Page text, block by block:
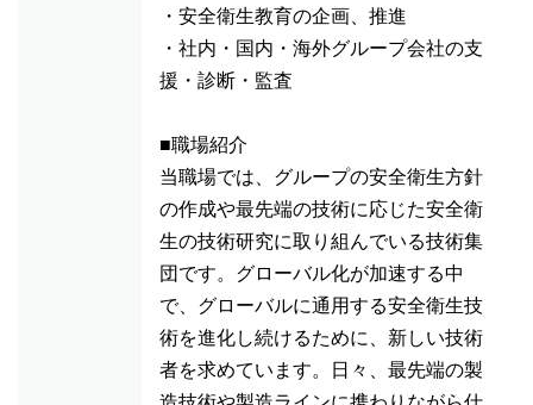
・安全衛生教育の企画、推進
・社内・国内・海外グループ会社の支
援・診断・監査
■職場紹介
当職場では、グループの安全衛生方針
の作成や最先端の技術に応じた安全衛
生の技術研究に取り組んでいる技術集
団です。グローバル化が加速する中
で、グローバルに通用する安全衛生技
術を進化し続けるために、新しい技術
者を求めています。日々、最先端の製